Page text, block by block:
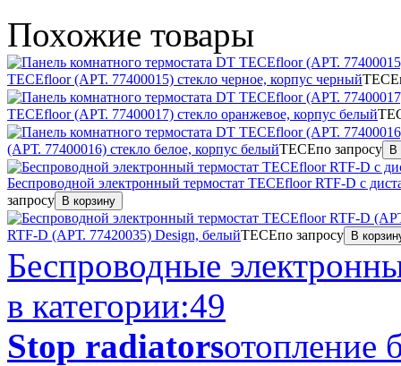
Похожие товары
TECEfloor (АРТ. 77400015) стекло черное, корпус черныйTECE
TECEfloor (АРТ. 77400017) стекло оранжевое, корпус белый
(АРТ. 77400016) стекло белое, корпус белыйTECEпо запросу В
Беспроводной электронный термостат TECEfloor RTF-D с
запросу
В корзину
RTF-D (АРТ. 77420035) Design, белыйTECEпо запросу В
Беспроводные
в категории:49
Stop radiatorsотопление